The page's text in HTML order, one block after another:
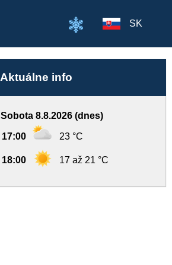
SK
Aktuálne info
Sobota 8.8.2026 (dnes)
17:00 23 °C
18:00 17 až 21 °C